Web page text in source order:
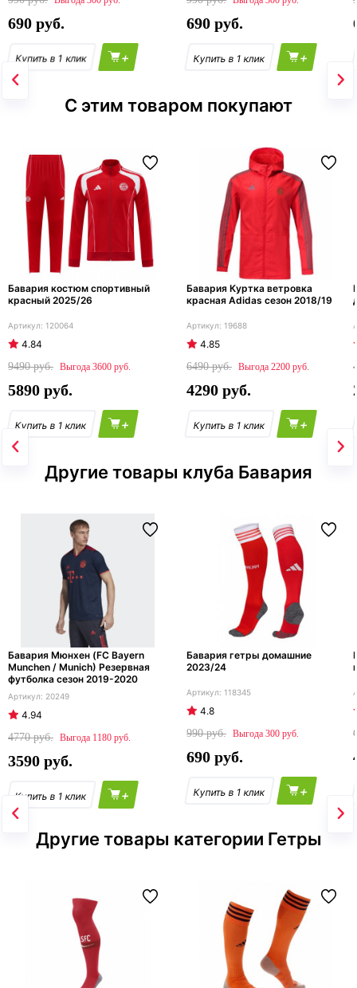
690
+
690
+
С этим товаром покупают
Бавария костюм спортивный
красный 2025/26
120064
4.84
9490
3600
5890
+
Бавария Куртка ветровка
красная Adidas сезон 2018/19
19688
4.85
6490
2200
4290
+
Другие товары клуба Бавария
Бавария Мюнхен (FC Bayern
Munchen / Munich) Резервная
футболка сезон 2019-2020
20249
4.94
4770
1180
3590
+
Бавария гетры домашние
2023/24
118345
4.8
990
300
690
+
Другие товары категории Гетры